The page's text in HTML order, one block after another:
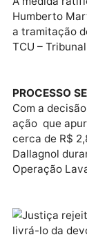
Humberto
a tramitação
TCU –
PROCESSO
ação que
cerca de R$